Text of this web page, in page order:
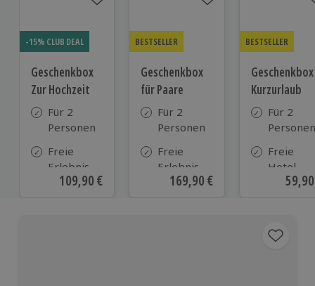
-15% CLUB DEAL
Geschenkbox
Zur Hochzeit
Für 2
Personen
Freie
Erlebnis-
Auswahl
Aktueller Preis
109,90 €
BESTSELLER
Geschenkbox
für Paare
Für 2
Personen
Freie
Erlebnis-
Auswahl
Aktueller Preis
169,90 €
BESTSELLER
Geschenkbox
Kurzurlaub
Für 2
Personen
Freie
Hotel-
Auswahl